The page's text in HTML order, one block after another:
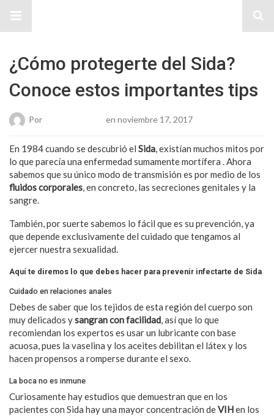
¿Cómo protegerte del Sida?
Conoce estos importantes tips
Por en noviembre 17, 2017
En 1984 cuando se descubrió el Sida, existían muchos mitos por
lo que parecía una enfermedad sumamente mortífera . Ahora
sabemos que su único modo de transmisión es por medio de los
fluidos corporales, en concreto, las secreciones genitales y la
sangre.
También, por suerte sabemos lo fácil que es su prevención, ya
que depende exclusivamente del cuidado que tengamos al
ejercer nuestra sexualidad.
Aquí te diremos lo que debes hacer para prevenir infectarte de Sida
Cuidado en relaciones anales
Debes de saber que los tejidos de esta región del cuerpo son
muy delicados ysangran con facilidad, así que lo que
recomiendan los expertos es usar un lubricante con base
acuosa, pues la vaselina y los aceites debilitan el látex y los
hacen propensos a romperse durante el sexo.
La boca no es inmune
Curiosamente hay estudios que demuestran que en los
pacientes con Sida hay una mayor concentración deVIHen los